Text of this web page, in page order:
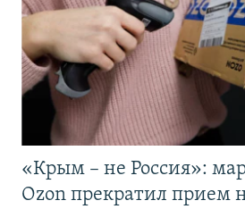
«Крым – не Россия»:
Ozon прекратил прием